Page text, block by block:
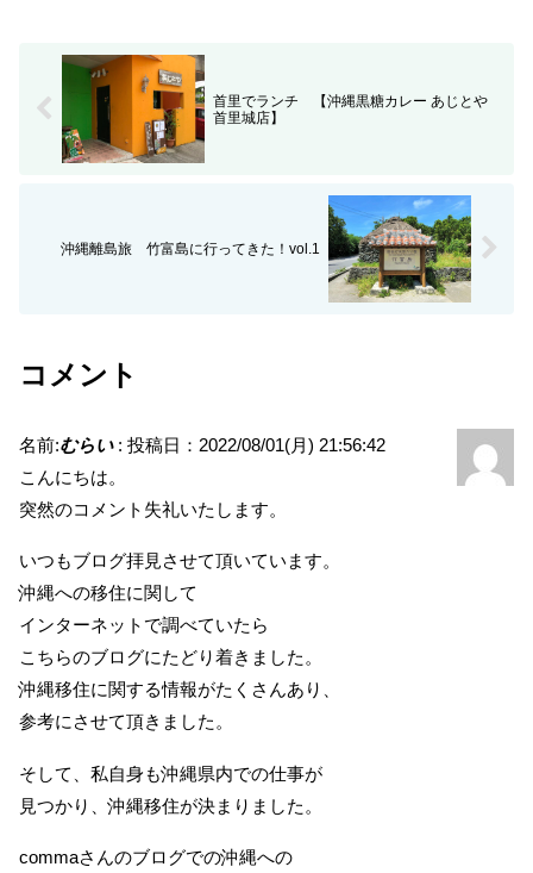
首里でランチ 【沖縄黒糖カレー あじとや
首里城店】
沖縄離島旅 竹富島に行ってきた！vol.1
コメント
名前:むらい: 投稿日：2022/08/01(月) 21:56:42
こんにちは。
突然のコメント失礼いたします。
いつもブログ拝見させて頂いています。
沖縄への移住に関して
インターネットで調べていたら
こちらのブログにたどり着きました。
沖縄移住に関する情報がたくさんあり、
参考にさせて頂きました。
そして、私自身も沖縄県内での仕事が
見つかり、沖縄移住が決まりました。
commaさんのブログでの沖縄への